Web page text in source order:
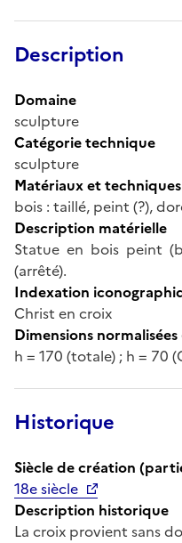
Description
Domaine
sculpture
Catégorie technique
sculpture
Matériaux et
bois : taillé, peint (?),
Description matérielle
Statue en bois peint
(arrêté).
Indexation
Christ en croix
Dimensions normalisées
h = 170 (totale) ; h = 70
Historique
Siècle de création
18e siècle
Description historique
La croix provient sans